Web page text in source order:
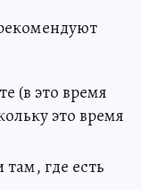
(в это время
это время
где есть